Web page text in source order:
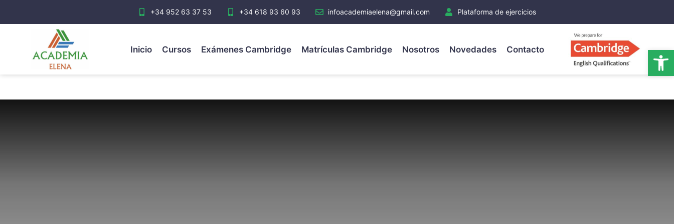
+34 952 63 37 53 +34 618 93 60 93 infoacademiaelena@gmail.com Plataforma de ejercicios
Inicio Cursos Exámenes Cambridge Matrículas Cambridge Nosotros Novedades Contacto